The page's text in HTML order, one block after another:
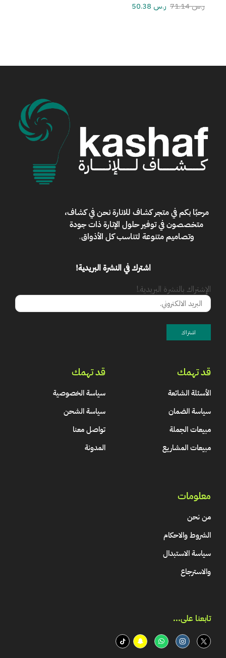
ر.س71.14 ر.س
مرحبًا بكم فيمتجر كشاف للانارةنحن في كشاف،
متخصصون في توفير حلول الإنارة ذات جودة
وتصاميم متنوعة لتناسب كل الأذواق.
اشترك في النشرة البريدية!
الإشتراك بالنشرة البريدية.!
قد تهمك
الأسئلة الشائعة
سياسة الضمان
مبيعات الجملة
مبيعات المشاريع
قد تهمك
سياسة الخصوصية
سياسة الشحن
تواصل معنا
المدونة
معلومات
من نحن
الشروط والاحكام
سياسة الاستبدال
والاسترجاع
تابعنا على...​